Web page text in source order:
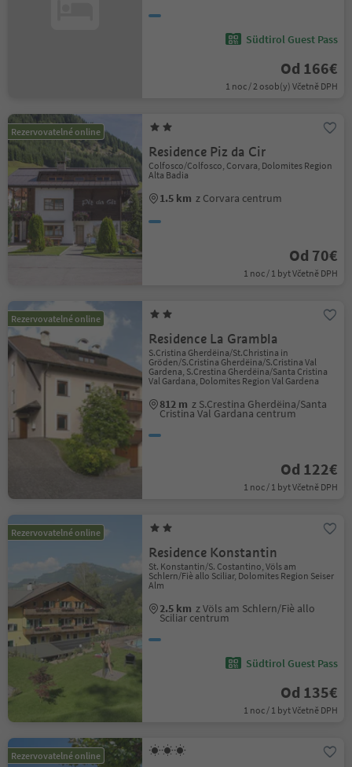
Südtirol Guest Pass
Od 166€
1 noc / 2 osob(y) Včetně DPH
Rezervovatelné online
Residence Piz da Cir
Colfosco/Colfosco, Corvara, Dolomites Region
Alta Badia
1.5 km z Corvara centrum
Od 70€
1 noc / 1 byt Včetně DPH
Rezervovatelné online
Residence La Grambla
S.Cristina Gherdëina/St.Christina in
Gröden/S.Cristina Gherdëina/S.Cristina Val
Gardena, S.Crestina Gherdëina/Santa Cristina
Val Gardana, Dolomites Region Val Gardena
812 m z S.Crestina Gherdëina/Santa
Cristina Val Gardana centrum
Od 122€
1 noc / 1 byt Včetně DPH
Rezervovatelné online
Residence Konstantin
St. Konstantin/S. Costantino, Völs am
Schlern/Fiè allo Sciliar, Dolomites Region Seiser
Alm
2.5 km z Völs am Schlern/Fiè allo
Sciliar centrum
Südtirol Guest Pass
Od 135€
1 noc / 1 byt Včetně DPH
Rezervovatelné online